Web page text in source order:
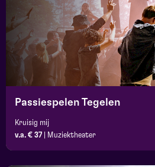
Passiespelen Tegelen
Kruisig mij
v.a. € 37
Muziektheater